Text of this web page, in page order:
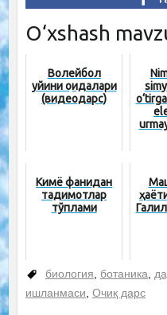
O‘xshash
Волейбол
уйини қоидалари
(видеодарс)
Кимё фанидан
тақдимотлар
тўплами
биология ботаника
ишланмаси Очиқ дарс